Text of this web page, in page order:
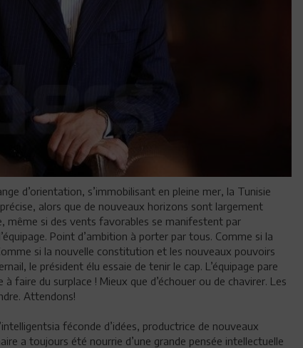
d’orientation, s’immobilisant en pleine mer, la Tunisie
alors que de nouveaux horizons sont largement
même si des vents favorables se manifestent par
Point d’ambition à porter par tous. Comme si la
si la nouvelle constitution et les nouveaux pouvoirs
le président élu essaie de tenir le cap. L’équipage pare
faire du surplace ! Mieux que d’échouer ou de chavirer. Les
Attendons!
féconde d’idées, productrice de nouveaux
a toujours été nourrie d’une grande pensée intellectuelle